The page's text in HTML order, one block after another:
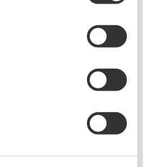
se transformando e
junto com nossos
envolvida no estágio
com o